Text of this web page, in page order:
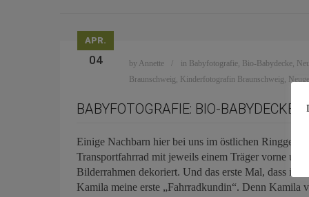
APR.
04 by Annette in Babyfotografie, Bio-Babydecke,
Braunschweig, Kinderfotografin Braunschweig,
BABYFOTOGRAFIE: BIO-
Einige Nachbarn hier bei uns im östlichen
Transportfahrrad mit jeweils einem Träger vorne
Bilderrahmen dekoriert. Und das erste Mal, dass ich
Kamila meine erste „Fahrradkundin“. Denn Kamila